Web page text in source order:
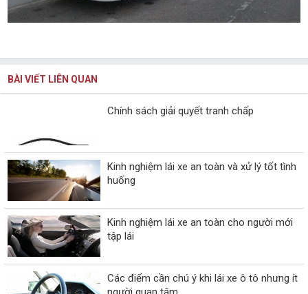
BÀI VIẾT LIÊN QUAN
Chính sách giải quyết tranh chấp
Kinh nghiệm lái xe an toàn và xử lý tốt tình
huống
Kinh nghiệm lái xe an toàn cho người mới
tập lái
Các điểm cần chú ý khi lái xe ô tô nhưng ít